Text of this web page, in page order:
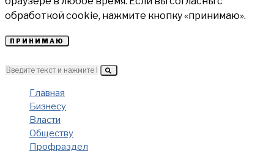
обработкой cookie, нажмите кнопку «принимаю».
ПРИНИМАЮ
Главная
Бизнесу
Власти
Обществу
Профраздел